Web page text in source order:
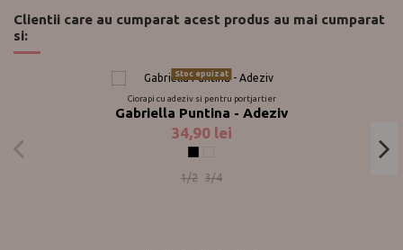
Clientii care au cumparat acest produs au mai cumparat
si:
Stoc epuizat
Ciorapi cu adeziv si pentru portjartier
Gabriella Puntina - Adeziv
34,90 lei
Negru
1/2
3/4